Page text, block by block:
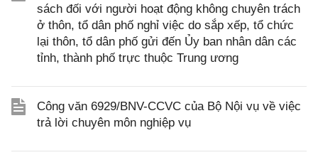
sách đối với người hoạt động không chuyên trách
ở thôn, tổ dân phố nghỉ việc do sắp xếp, tổ chức
lại thôn, tổ dân phố gửi đến Ủy ban nhân dân các
tỉnh, thành phố trực thuộc Trung ương
Công văn 6929/BNV-CCVC của Bộ Nội vụ về việc
trả lời chuyên môn nghiệp vụ